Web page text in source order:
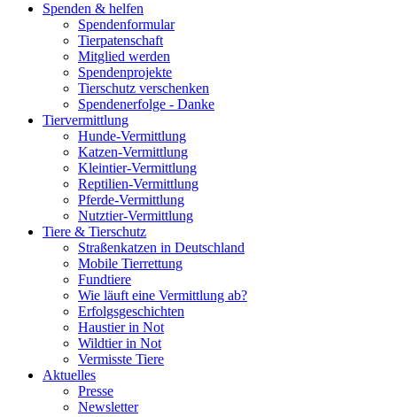
Spenden & helfen
Spendenformular
Tierpatenschaft
Mitglied werden
Spendenprojekte
Tierschutz verschenken
Spendenerfolge - Danke
Tiervermittlung
Hunde-Vermittlung
Katzen-Vermittlung
Kleintier-Vermittlung
Reptilien-Vermittlung
Pferde-Vermittlung
Nutztier-Vermittlung
Tiere & Tierschutz
Straßenkatzen in Deutschland
Mobile Tierrettung
Fundtiere
Wie läuft eine Vermittlung ab?
Erfolgsgeschichten
Haustier in Not
Wildtier in Not
Vermisste Tiere
Aktuelles
Presse
Newsletter